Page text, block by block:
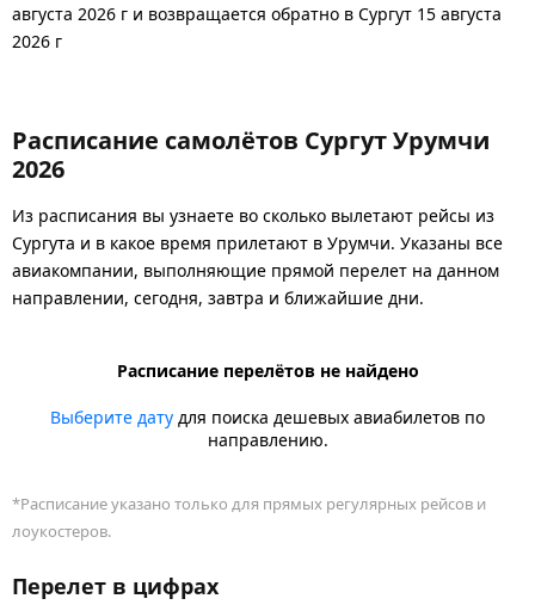
августа 2026 г и возвращается обратно в Сургут 15 августа
2026 г
Расписание самолётов Сургут Урумчи
2026
Из расписания вы узнаете во сколько вылетают рейсы из
Сургута и в какое время прилетают в Урумчи. Указаны все
авиакомпании, выполняющие прямой перелет на данном
направлении, сегодня, завтра и ближайшие дни.
Расписание перелётов не найдено
Выберите дату для поиска дешевых авиабилетов по
направлению.
*Расписание указано только для прямых регулярных рейсов и
лоукостеров.
Перелет в цифрах